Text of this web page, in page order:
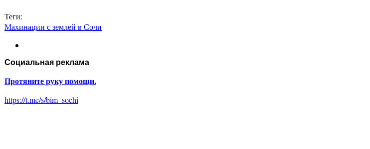
Теги:
Махинации с землей в Сочи
Социальная реклама
Протяните руку помощи.
https://t.me/s/bim_sochi